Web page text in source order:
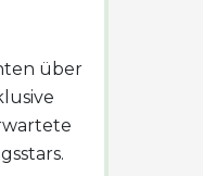
über